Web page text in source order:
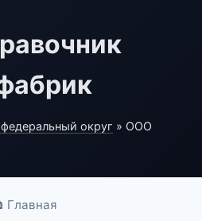
округ » ООО
Главная